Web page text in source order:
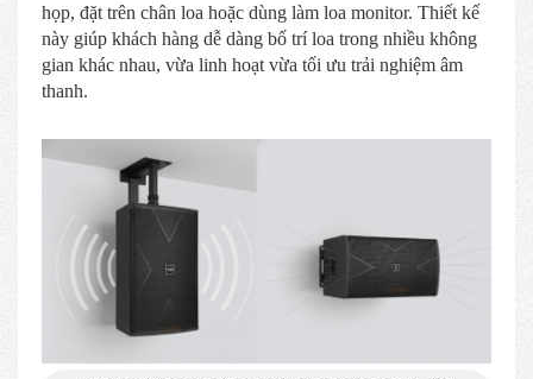
họp, đặt trên chân loa hoặc dùng làm loa monitor. Thiết kế
này giúp khách hàng dễ dàng bố trí loa trong nhiều không
gian khác nhau, vừa linh hoạt vừa tối ưu trải nghiệm âm
thanh.